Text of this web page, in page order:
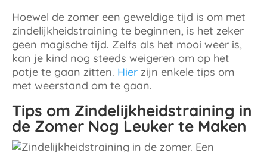
Hoewel de zomer een geweldige tijd is om met
zindelijkheidstraining te beginnen, is het zeker
geen magische tijd. Zelfs als het mooi weer is,
kan je kind nog steeds weigeren om op het
potje te gaan zitten. Hier zijn enkele tips om
met weerstand om te gaan.
Tips om Zindelijkheidstraining in
de Zomer Nog Leuker te Maken